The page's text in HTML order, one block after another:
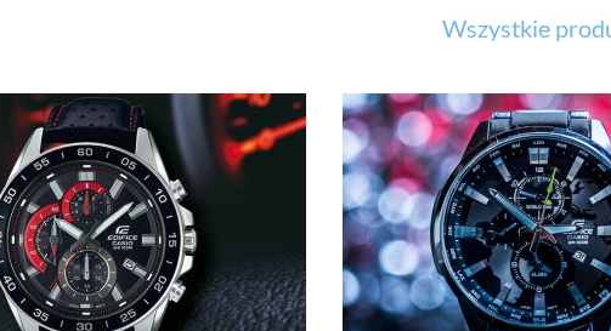
Wszystkie